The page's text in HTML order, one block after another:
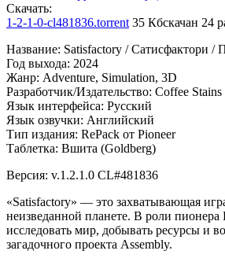
Cкачать:
1-2-1-0-cl481836.torrent 35 Кбскачан 24
Название: Satisfactory / Сатисфактори /
Год выхода: 2024
Жанр: Adventure, Simulation, 3D
Разработчик/Издательство: Coffee Stains
Язык интерфейса: Русский
Язык озвучки: Английский
Тип издания: RePack от Pioneer
Таблетка: Вшита (Goldberg)
Версия: v.1.2.1.0 CL#481836
«Satisfactory» — это захватывающая
неизведанной планете. В роли
исследовать мир, добывать ресурсы и
загадочного проекта Assembly.